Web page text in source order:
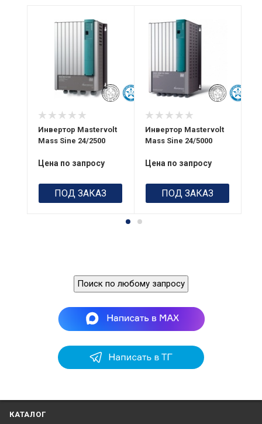
Инвертор Mastervolt
Mass Sine 24/2500
Цена по запросу
ПОД ЗАКАЗ
Инвертор Mastervolt
Mass Sine 24/5000
Цена по запросу
ПОД ЗАКАЗ
Поиск по любому запросу
КАТАЛОГ